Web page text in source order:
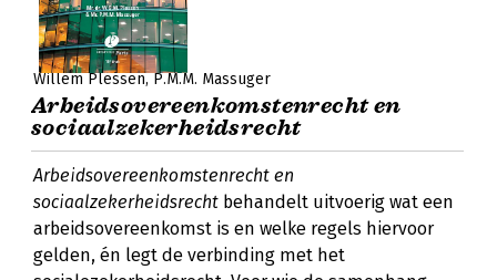
Willem Plessen P.M.M. Massuger
Arbeidsovereenkomstenrecht en
sociaalzekerheidsrecht
Arbeidsovereenkomstenrecht en
sociaalzekerheidsrecht behandelt uitvoerig wat een
arbeidsovereenkomst is en welke regels hiervoor
gelden, én legt de verbinding met het